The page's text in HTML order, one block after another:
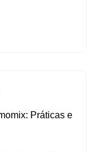
Práticas e